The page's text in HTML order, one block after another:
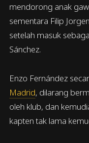
mendorong anak
sementara Filip
setelah masuk
Sánchez.
Enzo Fernández
Madrid, dilarang
oleh klub, dan
kapten tak lama